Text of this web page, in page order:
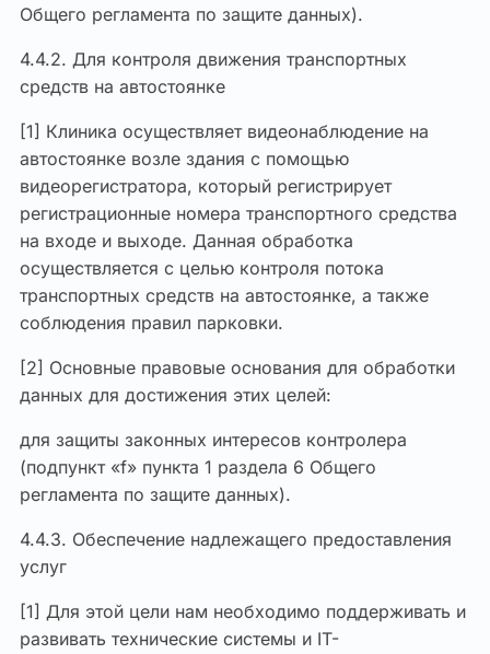
Общего регламента по защите данных).
4.4.2. Для контроля движения транспортных
средств на автостоянке
[1] Клиника осуществляет видеонаблюдение на
автостоянке возле здания с помощью
видеорегистратора, который регистрирует
регистрационные номера транспортного средства
на входе и выходе. Данная обработка
осуществляется с целью контроля потока
транспортных средств на автостоянке, а также
соблюдения правил парковки.
[2] Основные правовые основания для обработки
данных для достижения этих целей:
для защиты законных интересов контролера
(подпункт «f» пункта 1 раздела 6 Общего
регламента по защите данных).
4.4.3. Обеспечение надлежащего предоставления
услуг
[1] Для этой цели нам необходимо поддерживать и
развивать технические системы и IT-